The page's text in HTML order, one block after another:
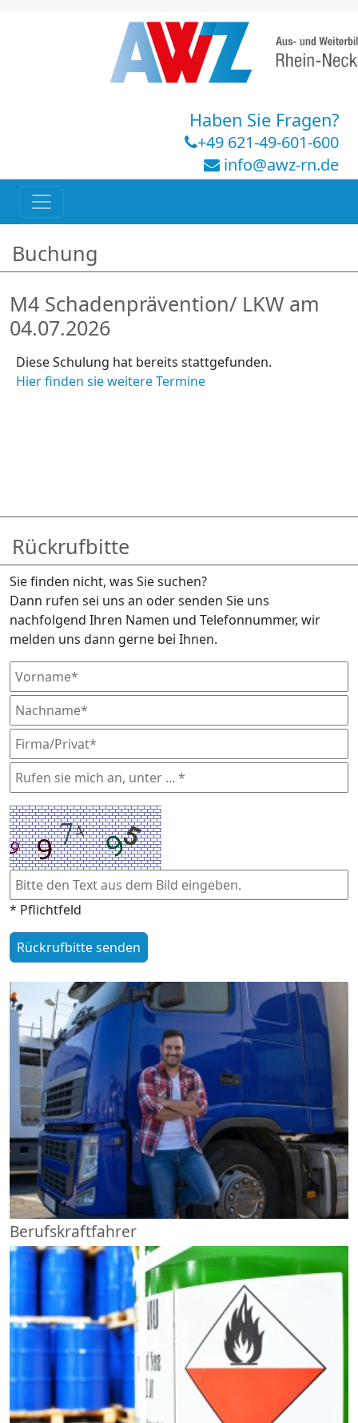
Haben Sie Fragen?
+49 621-49-601-600
info@awz-rn.de
Buchung
M4 Schadenprävention/ LKW am
04.07.2026
Diese Schulung hat bereits stattgefunden.
Hier finden sie weitere Termine
Rückrufbitte
Sie finden nicht, was Sie suchen?
Dann rufen sei uns an oder senden Sie uns
nachfolgend Ihren Namen und Telefonnummer, wir
melden uns dann gerne bei Ihnen.
* Pflichtfeld
Berufskraftfahrer